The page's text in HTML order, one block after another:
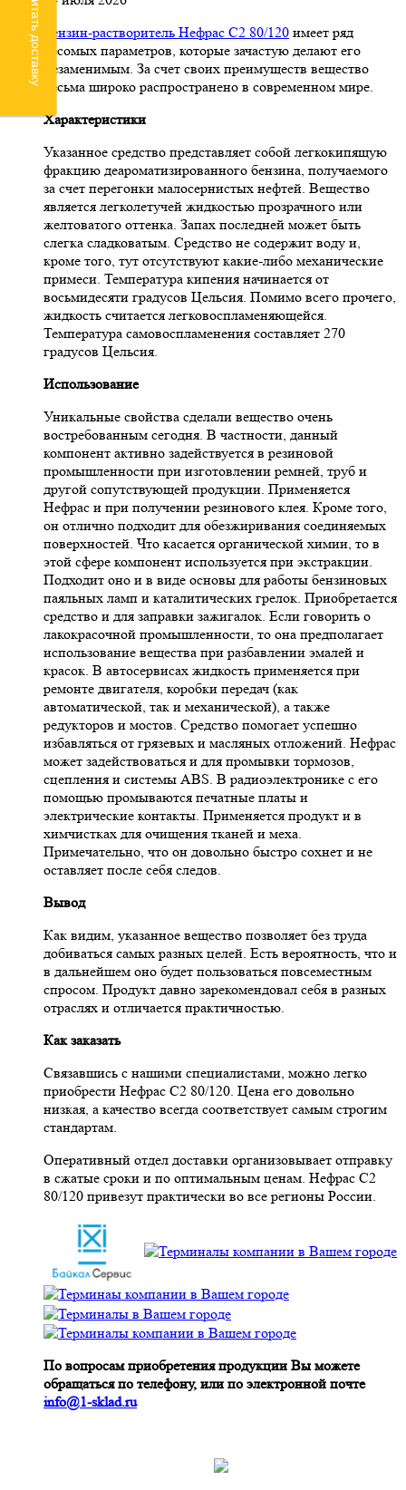
Бензин-растворитель Нефрас С2 80/120 имеет ряд
весомых параметров, которые зачастую делают его
незаменимым. За счет своих преимуществ вещество
весьма широко распространено в современном мире.
Характеристики
Указанное средство представляет собой легкокипящую
фракцию деароматизированного бензина, получаемого
за счет перегонки малосернистых нефтей. Вещество
является легколетучей жидкостью прозрачного или
желтоватого оттенка. Запах последней может быть
слегка сладковатым. Средство не содержит воду и,
кроме того, тут отсутствуют какие-либо механические
примеси. Температура кипения начинается от
восьмидесяти градусов Цельсия. Помимо всего прочего,
жидкость считается легковоспламеняющейся.
Температура самовоспламенения составляет 270
градусов Цельсия.
Использование
Уникальные свойства сделали вещество очень
востребованным сегодня. В частности, данный
компонент активно задействуется в резиновой
промышленности при изготовлении ремней, труб и
другой сопутствующей продукции. Применяется
Нефрас и при получении резинового клея. Кроме того,
он отлично подходит для обезжиривания соединяемых
поверхностей. Что касается органической химии, то в
этой сфере компонент используется при экстракции.
Подходит оно и в виде основы для работы бензиновых
паяльных ламп и каталитических грелок. Приобретается
средство и для заправки зажигалок. Если говорить о
лакокрасочной промышленности, то она предполагает
использование вещества при разбавлении эмалей и
красок. В автосервисах жидкость применяется при
ремонте двигателя, коробки передач (как
автоматической, так и механической), а также
редукторов и мостов. Средство помогает успешно
избавляться от грязевых и масляных отложений. Нефрас
может задействоваться и для промывки тормозов,
сцепления и системы ABS. В радиоэлектронике с его
помощью промываются печатные платы и
электрические контакты. Применяется продукт и в
химчистках для очищения тканей и меха.
Примечательно, что он довольно быстро сохнет и не
оставляет после себя следов.
Вывод
Как видим, указанное вещество позволяет без труда
добиваться самых разных целей. Есть вероятность, что и
в дальнейшем оно будет пользоваться повсеместным
спросом. Продукт давно зарекомендовал себя в разных
отраслях и отличается практичностью.
Как заказать
Связавшись с нашими специалистами, можно легко
приобрести Нефрас С2 80/120. Цена его довольно
низкая, а качество всегда соответствует самым строгим
стандартам.
Оперативный отдел доставки организовывает отправку
в сжатые сроки и по оптимальным ценам. Нефрас С2
80/120 привезут практически во все регионы России.
По вопросам приобретения продукции Вы можете
обращаться по телефону, или по электронной почте
info@1-sklad.ru
Рассчитать доставку